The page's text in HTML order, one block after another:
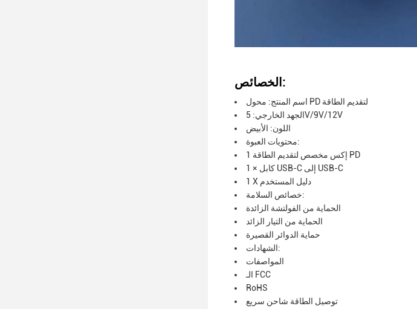
الخصائص:
اسم المنتج: محول PD لتقديم الطاقة
الجهد الخارجي: 5V/9V/12V
اللون: الأبيض
محتويات العبوة:
1 إكس مخصص لتقديم الطاقة PD
1 × كابل USB-C إلى USB-C
1 X دليل المستخدم
خصائص السلامة:
الحماية من الفولتشة الزائدة
الحماية من التيار الزائد
حماية الدوائر القصيرة
الشهادات:
المواصفات
الـ FCC
RoHS
توصيل الطاقة شاحن سريع